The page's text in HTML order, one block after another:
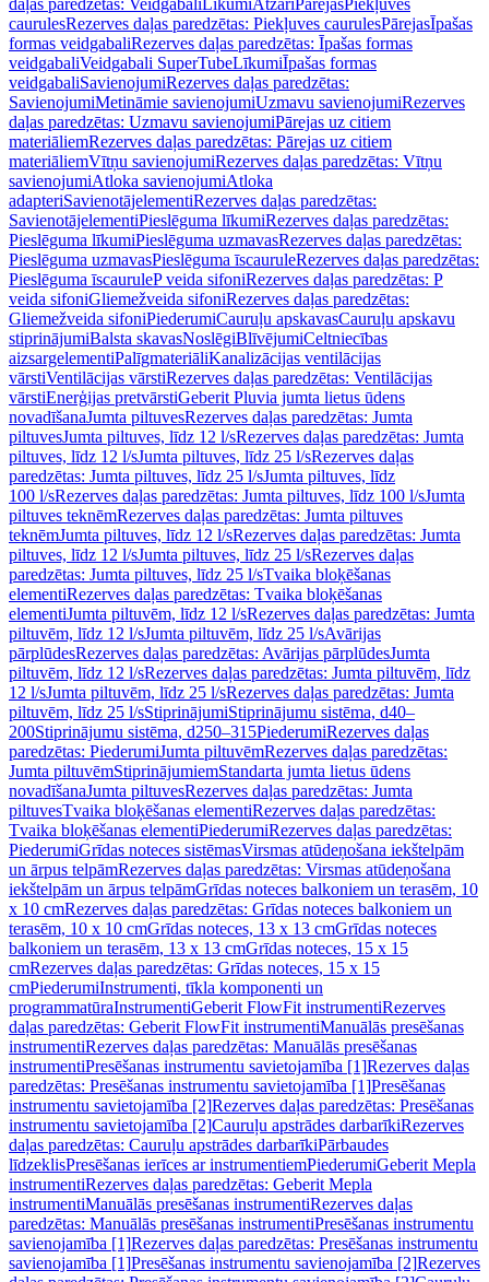
daļas paredzētas: Veidgabali LīkumiAtzari PārejasPiekļuves
caurulesRezerves daļas paredzētas: Piekļuves caurulesPārejasĪpašas
formas veidgabaliRezerves daļas paredzētas: Īpašas formas
veidgabaliVeidgabali SuperTubeLīkumiĪpašas formas
veidgabaliSavienojumiRezerves daļas paredzētas:
SavienojumiMetināmie savienojumiUzmavu savienojumiRezerves
daļas paredzētas: Uzmavu savienojumiPārejas uz citiem
materiāliemRezerves daļas paredzētas: Pārejas uz citiem
materiāliemVītņu savienojumiRezerves daļas paredzētas: Vītņu
savienojumiAtloka savienojumiAtloka
adapteriSavienotājelementiRezerves daļas paredzētas:
SavienotājelementiPieslēguma līkumiRezerves daļas paredzētas:
Pieslēguma līkumiPieslēguma uzmavasRezerves daļas paredzētas:
Pieslēguma uzmavasPieslēguma īscauruleRezerves daļas paredzētas:
Pieslēguma īscauruleP veida sifoniRezerves daļas paredzētas: P
veida sifoniGliemežveida sifoniRezerves daļas paredzētas:
Gliemežveida sifoniPiederumiCauruļu apskavasCauruļu apskavu
stiprinājumiBalsta skavasNoslēgiBlīvējumiCeltniecības
aizsargelementiPalīgmateriāliKanalizācijas ventilācijas
vārstiVentilācijas vārstiRezerves daļas paredzētas: Ventilācijas
vārstiEnerģijas pretvārstiGeberit Pluvia jumta lietus ūdens
novadīšanaJumta piltuvesRezerves daļas paredzētas: Jumta
piltuvesJumta piltuves, līdz 12 l/sRezerves daļas paredzētas: Jumta
piltuves, līdz 12 l/sJumta piltuves, līdz 25 l/sRezerves daļas
paredzētas: Jumta piltuves, līdz 25 l/sJumta piltuves, līdz
100 l/sRezerves daļas paredzētas: Jumta piltuves, līdz 100 l/sJumta
piltuves teknēmRezerves daļas paredzētas: Jumta piltuves
teknēmJumta piltuves, līdz 12 l/sRezerves daļas paredzētas: Jumta
piltuves, līdz 12 l/sJumta piltuves, līdz 25 l/sRezerves daļas
paredzētas: Jumta piltuves, līdz 25 l/sTvaika bloķēšanas
elementiRezerves daļas paredzētas: Tvaika bloķēšanas
elementiJumta piltuvēm, līdz 12 l/sRezerves daļas paredzētas: Jumta
piltuvēm, līdz 12 l/sJumta piltuvēm, līdz 25 l/sAvārijas
pārplūdesRezerves daļas paredzētas: Avārijas pārplūdesJumta
piltuvēm, līdz 12 l/sRezerves daļas paredzētas: Jumta piltuvēm, līdz
12 l/sJumta piltuvēm, līdz 25 l/sRezerves daļas paredzētas: Jumta
piltuvēm, līdz 25 l/sStiprinājumiStiprinājumu sistēma, d40–
200Stiprinājumu sistēma, d250–315PiederumiRezerves daļas
paredzētas: PiederumiJumta piltuvēmRezerves daļas paredzētas:
Jumta piltuvēmStiprinājumiemStandarta jumta lietus ūdens
novadīšanaJumta piltuvesRezerves daļas paredzētas: Jumta
piltuvesTvaika bloķēšanas elementiRezerves daļas paredzētas:
Tvaika bloķēšanas elementiPiederumiRezerves daļas paredzētas:
PiederumiGrīdas noteces sistēmasVirsmas atūdeņošana iekštelpām
un ārpus telpāmRezerves daļas paredzētas: Virsmas atūdeņošana
iekštelpām un ārpus telpāmGrīdas noteces balkoniem un terasēm, 10
x 10 cmRezerves daļas paredzētas: Grīdas noteces balkoniem un
terasēm, 10 x 10 cmGrīdas noteces, 13 x 13 cmGrīdas noteces
balkoniem un terasēm, 13 x 13 cmGrīdas noteces, 15 x 15
cmRezerves daļas paredzētas: Grīdas noteces, 15 x 15
cmPiederumiInstrumenti, tīkla komponenti un
programmatūraInstrumentiGeberit FlowFit instrumentiRezerves
daļas paredzētas: Geberit FlowFit instrumentiManuālās presēšanas
instrumentiRezerves daļas paredzētas: Manuālās presēšanas
instrumentiPresēšanas instrumentu savietojamība [1]Rezerves daļas
paredzētas: Presēšanas instrumentu savietojamība [1]Presēšanas
instrumentu savietojamība [2]Rezerves daļas paredzētas: Presēšanas
instrumentu savietojamība [2]Cauruļu apstrādes darbarīkiRezerves
daļas paredzētas: Cauruļu apstrādes darbarīkiPārbaudes
līdzeklisPresēšanas ierīces ar instrumentiemPiederumiGeberit Mepla
instrumentiRezerves daļas paredzētas: Geberit Mepla
instrumentiManuālās presēšanas instrumentiRezerves daļas
paredzētas: Manuālās presēšanas instrumentiPresēšanas instrumentu
savienojamība [1]Rezerves daļas paredzētas: Presēšanas instrumentu
savienojamība [1]Presēšanas instrumentu savienojamība [2]Rezerves